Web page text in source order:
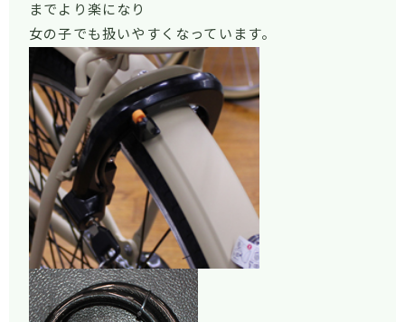
までより楽になり
女の子でも扱いやすくなっています。